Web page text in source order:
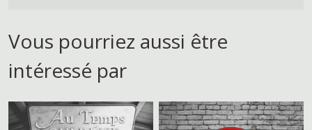
Vous pourriez aussi être
intéressé par